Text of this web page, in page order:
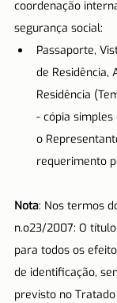
coordenação
segurança social:
Passaporte,
de Residência,
Residência
- cópia
o
requerimento
Nota: Nos termos
n.o23/2007: O
para todos os
de identificação,
previsto no